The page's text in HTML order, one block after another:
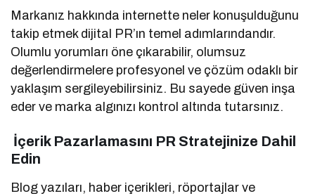
Markanız hakkında internette neler konuşulduğunu
takip etmek dijital PR’ın temel adımlarındandır.
Olumlu yorumları öne çıkarabilir, olumsuz
değerlendirmelere profesyonel ve çözüm odaklı bir
yaklaşım sergileyebilirsiniz. Bu sayede güven inşa
eder ve marka algınızı kontrol altında tutarsınız.
İçerik Pazarlamasını PR Stratejinize Dahil
Edin
Blog yazıları, haber içerikleri, röportajlar ve